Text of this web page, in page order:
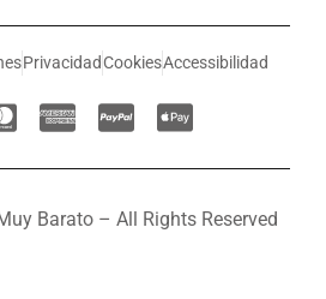
PrivacidadCookiesAccessibilidad
C
a
C
p
C
a
Barato – All Rights Reserved